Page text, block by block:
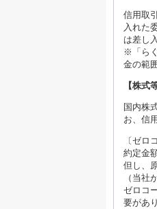
信用取
入れた
は差し
※「ら
金の範
【株式
国内株
お、信
〔ゼロ
約定金
但し、
（当社
ゼロコ
要があ